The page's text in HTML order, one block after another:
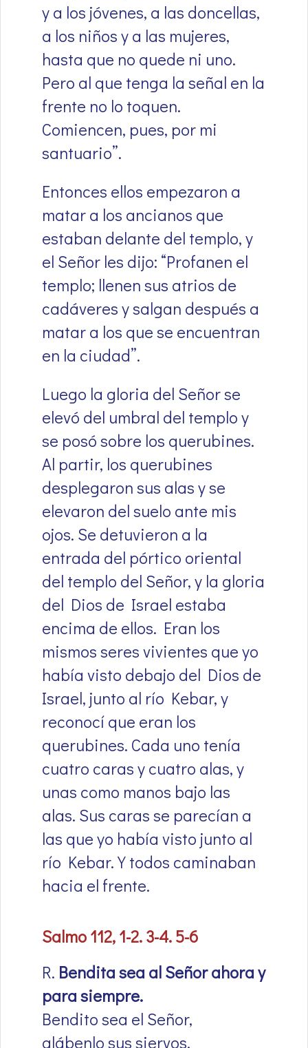
y a los jóvenes, a las doncellas,
a los niños y a las mujeres,
hasta que no quede ni uno.
Pero al que tenga la señal en la
frente no lo toquen.
Comiencen, pues, por mi
santuario”.
Entonces ellos empezaron a
matar a los ancianos que
estaban delante del templo, y
el Señor les dijo: “Profanen el
templo; llenen sus atrios de
cadáveres y salgan después a
matar a los que se encuentran
en la ciudad”.
Luego la gloria del Señor se
elevó del umbral del templo y
se posó sobre los querubines.
Al partir, los querubines
desplegaron sus alas y se
elevaron del suelo ante mis
ojos. Se detuvieron a la
entrada del pórtico oriental
del templo del Señor, y la gloria
del Dios de Israel estaba
encima de ellos. Eran los
mismos seres vivientes que yo
había visto debajo del Dios de
Israel, junto al río Kebar, y
reconocí que eran los
querubines. Cada uno tenía
cuatro caras y cuatro alas, y
unas como manos bajo las
alas. Sus caras se parecían a
las que yo había visto junto al
río Kebar. Y todos caminaban
hacia el frente.
Salmo 112, 1-2. 3-4. 5-6
R. Bendita sea al Señor ahora y
para siempre.
Bendito sea el Señor,
alábenlo sus siervos.